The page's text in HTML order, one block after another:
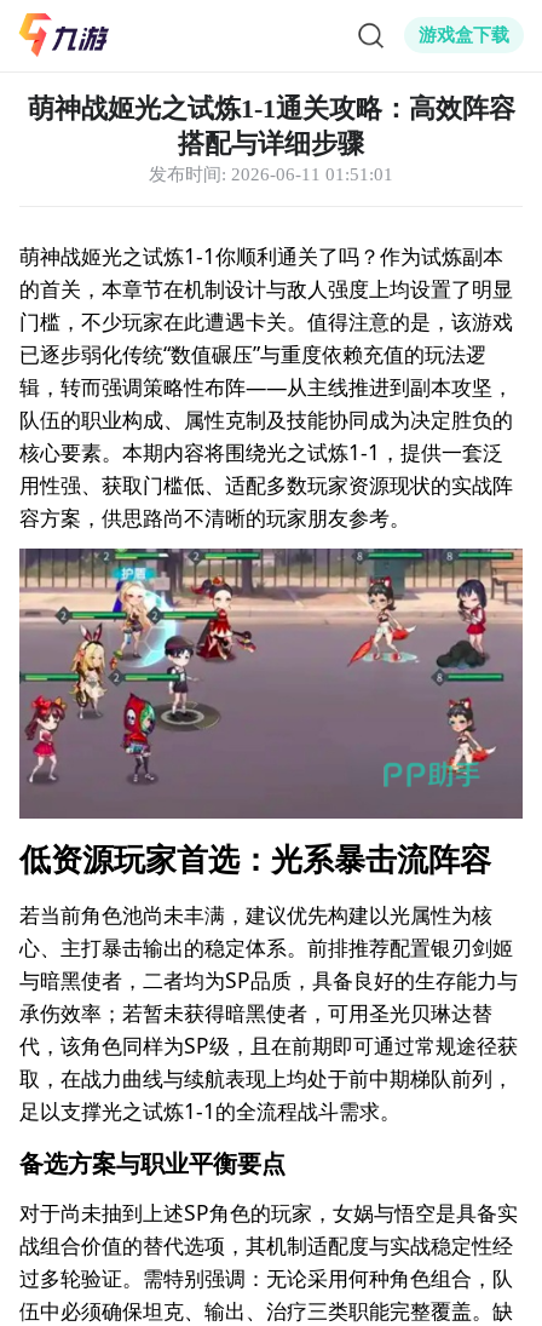
游戏盒下载
萌神战姬光之试炼1-1通关攻略：高效阵容
搭配与详细步骤
发布时间: 2026-06-11 01:51:01
萌神战姬光之试炼1-1你顺利通关了吗？作为试炼副本
的首关，本章节在机制设计与敌人强度上均设置了明显
门槛，不少玩家在此遭遇卡关。值得注意的是，该游戏
已逐步弱化传统“数值碾压”与重度依赖充值的玩法逻
辑，转而强调策略性布阵——从主线推进到副本攻坚，
队伍的职业构成、属性克制及技能协同成为决定胜负的
核心要素。本期内容将围绕光之试炼1-1，提供一套泛
用性强、获取门槛低、适配多数玩家资源现状的实战阵
容方案，供思路尚不清晰的玩家朋友参考。
低资源玩家首选：光系暴击流阵容
若当前角色池尚未丰满，建议优先构建以光属性为核
心、主打暴击输出的稳定体系。前排推荐配置银刃剑姬
与暗黑使者，二者均为SP品质，具备良好的生存能力与
承伤效率；若暂未获得暗黑使者，可用圣光贝琳达替
代，该角色同样为SP级，且在前期即可通过常规途径获
取，在战力曲线与续航表现上均处于前中期梯队前列，
足以支撑光之试炼1-1的全流程战斗需求。
备选方案与职业平衡要点
对于尚未抽到上述SP角色的玩家，女娲与悟空是具备实
战组合价值的替代选项，其机制适配度与实战稳定性经
过多轮验证。需特别强调：无论采用何种角色组合，队
伍中必须确保坦克、输出、治疗三类职能完整覆盖。缺